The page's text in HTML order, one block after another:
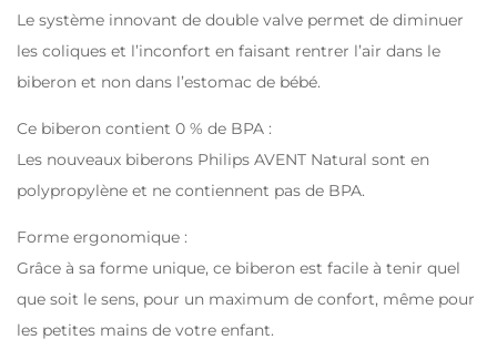
Le système innovant de double valve permet de diminuer
les coliques et l’inconfort en faisant rentrer l’air dans le
biberon et non dans l’estomac de bébé.
Ce biberon contient 0 % de BPA :
Les nouveaux biberons Philips AVENT Natural sont en
polypropylène et ne contiennent pas de BPA.
Forme ergonomique :
Grâce à sa forme unique, ce biberon est facile à tenir quel
que soit le sens, pour un maximum de confort, même pour
les petites mains de votre enfant.